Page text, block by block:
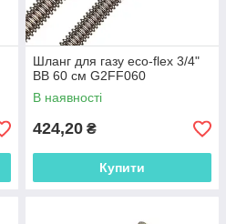
Шланг для газу eco-flex 3/4"
ВВ 60 см G2FF060
В наявності
424,20 ₴
Купити